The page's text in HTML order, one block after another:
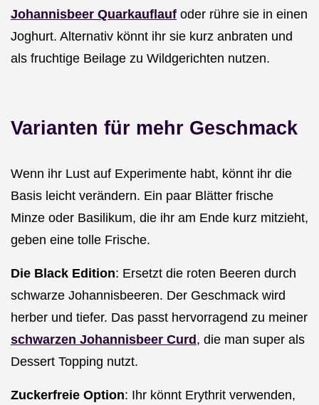
Johannisbeer Quarkauflauf oder rühre sie in einen
Joghurt. Alternativ könnt ihr sie kurz anbraten und
als fruchtige Beilage zu Wildgerichten nutzen.
Varianten für mehr Geschmack
Wenn ihr Lust auf Experimente habt, könnt ihr die
Basis leicht verändern. Ein paar Blätter frische
Minze oder Basilikum, die ihr am Ende kurz mitzieht,
geben eine tolle Frische.
Die Black Edition: Ersetzt die roten Beeren durch
schwarze Johannisbeeren. Der Geschmack wird
herber und tiefer. Das passt hervorragend zu meiner
schwarzen Johannisbeer Curd, die man super als
Dessert Topping nutzt.
Zuckerfreie Option: Ihr könnt Erythrit verwenden,